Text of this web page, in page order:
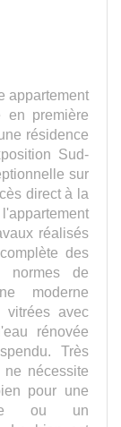
appartement
en première
résidence
Sud-
sur
direct à la
réalisés
des
normes de
moderne
vitrées avec
rénovée
Très
nécessite
pour une
ou un